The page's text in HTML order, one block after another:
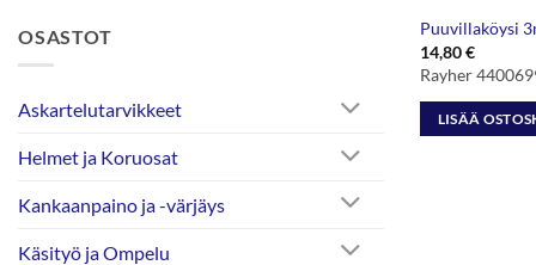
OSASTOT
Askartelutarvikkeet
Helmet ja Koruosat
Kankaanpaino ja -värjäys
Käsityö ja Ompelu
Puuvillaköysi
14,80€
Rayher
LISÄÄ